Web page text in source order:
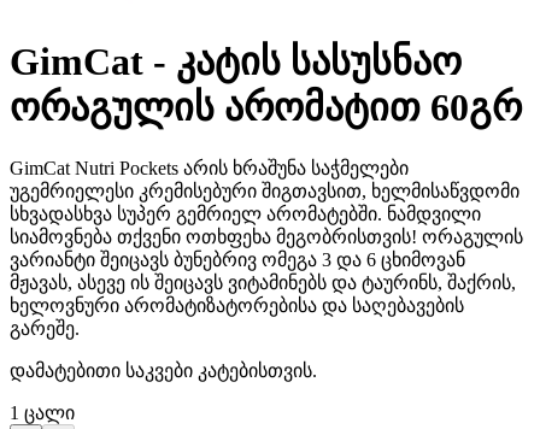
GimCat - კატის სასუსნაო
ორაგულის არომატით 60გრ
GimCat Nutri Pockets არის ხრაშუნა საჭმელები
უგემრიელესი კრემისებური შიგთავსით, ხელმისაწვდომი
სხვადასხვა სუპერ გემრიელ არომატებში. ნამდვილი
სიამოვნება თქვენი ოთხფეხა მეგობრისთვის! ორაგულის
ვარიანტი შეიცავს ბუნებრივ ომეგა 3 და 6 ცხიმოვან
მჟავას, ასევე ის შეიცავს ვიტამინებს და ტაურინს, შაქრის,
ხელოვნური არომატიზატორებისა და საღებავების
გარეშე.
დამატებითი საკვები კატებისთვის.
1 ცალი